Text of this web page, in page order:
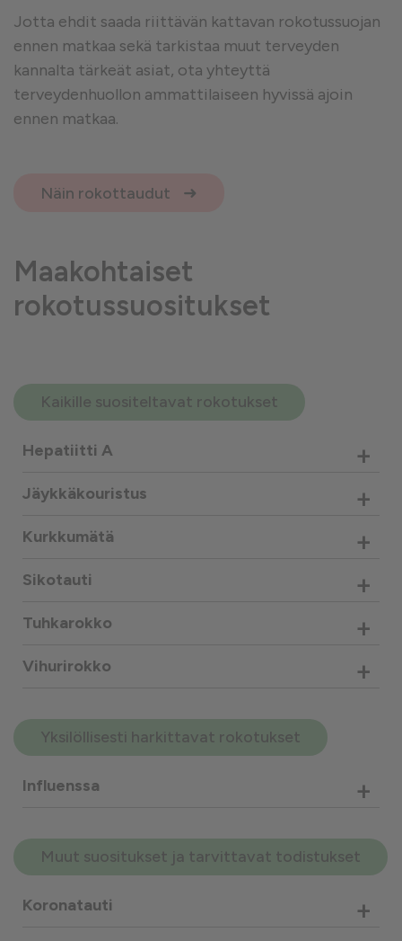
Jotta ehdit saada riittävän kattavan rokotussuojan
ennen matkaa sekä tarkistaa muut terveyden
kannalta tärkeät asiat, ota yhteyttä
terveydenhuollon ammattilaiseen hyvissä ajoin
ennen matkaa.
Näin rokottaudut
Maakohtaiset
rokotussuositukset
Kaikille suositeltavat rokotukset
Hepatiitti A +
Jäykkäkouristus +
Kurkkumätä +
Sikotauti +
Tuhkarokko +
Vihurirokko +
Yksilöllisesti harkittavat rokotukset
Influenssa +
Muut suositukset ja tarvittavat todistukset
Koronatauti +